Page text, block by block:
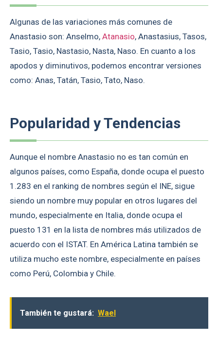
Algunas de las variaciones más comunes de
Anastasio son: Anselmo, Atanasio, Anastasius, Tasos,
Tasio, Tasio, Nastasio, Nasta, Naso. En cuanto a los
apodos y diminutivos, podemos encontrar versiones
como: Anas, Tatán, Tasio, Tato, Naso.
Popularidad y Tendencias
Aunque el nombre Anastasio no es tan común en
algunos países, como España, donde ocupa el puesto
1.283 en el ranking de nombres según el INE, sigue
siendo un nombre muy popular en otros lugares del
mundo, especialmente en Italia, donde ocupa el
puesto 131 en la lista de nombres más utilizados de
acuerdo con el ISTAT. En América Latina también se
utiliza mucho este nombre, especialmente en países
como Perú, Colombia y Chile.
También te gustará: Wael